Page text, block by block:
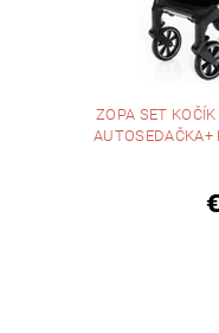
ZOPA SET
AUTOSEDAČKA+